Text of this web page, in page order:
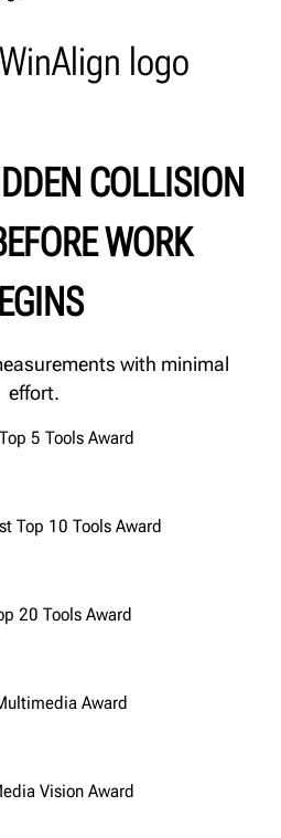
COLLISION
WORK
with minimal
effort.